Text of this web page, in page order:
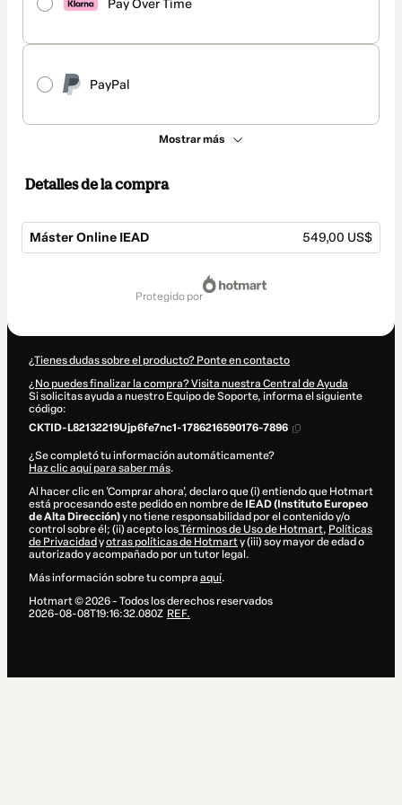
Pay Over Time
PayPal
Mostrar más
Detalles de la compra
Máster Online IEAD 549,00 US$
protegido por
¿Tienes dudas sobre el producto? Ponte en contacto
¿No puedes finalizar la compra? Visita nuestra Central de Ayuda
Si solicitas ayuda a nuestro Equipo de Soporte, informa el siguiente
código:
CKTID-L82132219Ujp6fe7nc1-1786216590176-7896
¿Se completó tu información automáticamente?
Haz clic aquí para saber más.
Al hacer clic en 'Comprar ahora', declaro que (i) entiendo que Hotmart
está procesando este pedido en nombre de IEAD (Instituto Europeo
de Alta Dirección)y no tiene responsabilidad por el contenido y/o
control sobre él; (ii) acepto losTérminos de Uso de Hotmart, Políticas
de Privacidad yotras políticas de Hotmarty (iii) soy mayor de edad o
autorizado y acompañado por un tutor legal.
Más información sobre tu compra aquí.
Hotmart ©2026- Todos los derechos reservados
2026-08-08T19:16:32.080Z REF.